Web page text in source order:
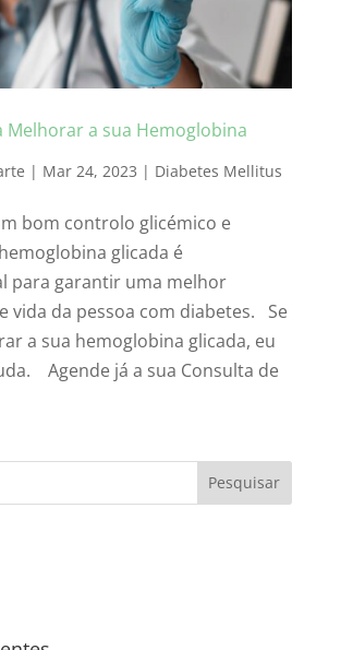
Melhorar a sua Hemoglobina
| Mar 24, 2023 | Diabetes Mellitus
bom controlo glicémico e
glicada é
para garantir uma melhor
vida da pessoa com diabetes. Se
a sua hemoglobina glicada, eu
Agende já a sua Consulta de